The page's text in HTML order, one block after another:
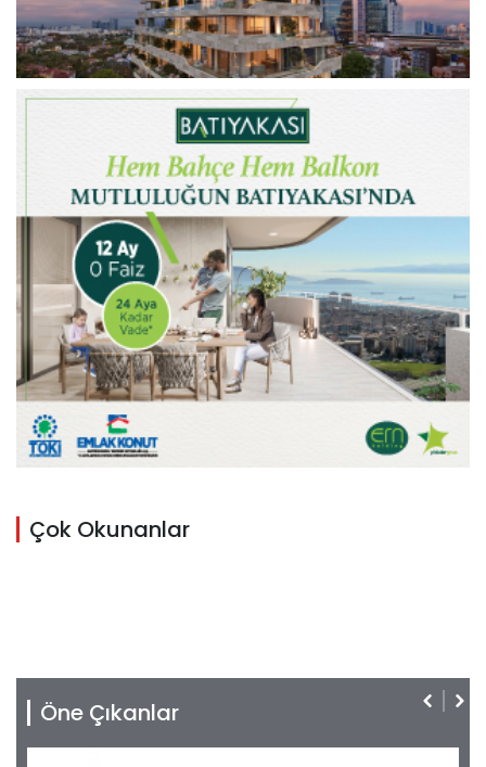
Çok Okunanlar
Öne Çıkanlar